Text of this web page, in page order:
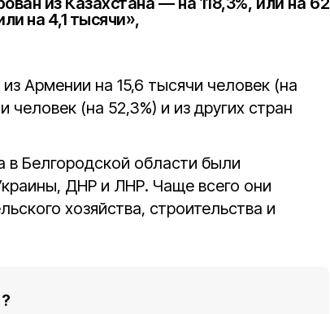
на 4,1 тысячи»,
Армении на 15,6 тысячи человек (на
человек (на 52,3%) и из других стран
в Белгородской области были
ДНР и ЛНР. Чаще всего они
хозяйства, строительства и